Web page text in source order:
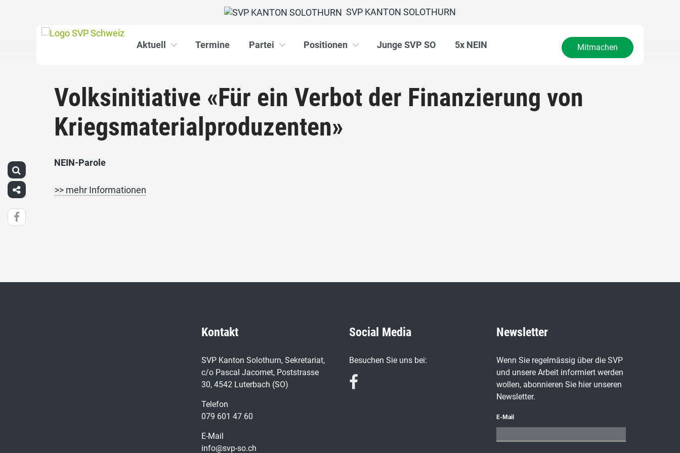
SVP KANTON SOLOTHURN
Aktuell Termine Partei Positionen Junge SVP SO 5x NEIN Mitmachen
Volksinitiative «Für ein Verbot der Finanzierung von
Kriegsmaterialproduzenten»
NEIN-Parole
>> mehr Informationen
Kontakt
SVP Kanton Solothurn, Sekretariat,
c/o Pascal Jacomet, Poststrasse
30, 4542 Luterbach (SO)
Telefon
079 601 47 60
E-Mail
info@svp-so.ch
Social Media
Besuchen Sie uns bei:
Newsletter
Wenn Sie regelmässig über die SVP
und unsere Arbeit informiert werden
wollen, abonnieren Sie hier unseren
Newsletter.
E-Mail